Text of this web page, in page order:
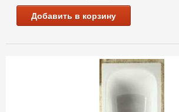
Добавить в корзину